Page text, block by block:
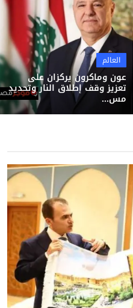
العالم
عون وماكرون يركزان على
تعزيز وقف إطلاق النار وتحديد
مس...